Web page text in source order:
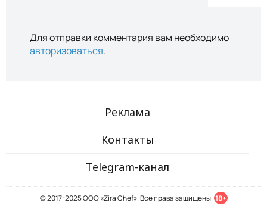
Для отправки комментария вам необходимо
авторизоваться.
Реклама
Контакты
Telegram-канал
© 2017-2025 ООО «Zira Chef». Все права защищены. 18+